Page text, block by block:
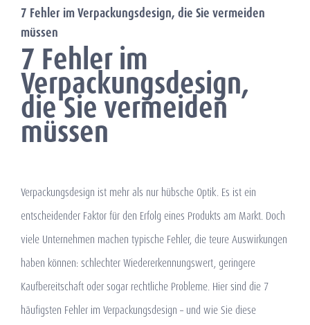
7 Fehler im Verpackungsdesign, die Sie vermeiden
müssen
7 Fehler im
Verpackungsdesign,
die Sie vermeiden
müssen
Verpackungsdesign ist mehr als nur hübsche Optik. Es ist ein
entscheidender Faktor für den Erfolg eines Produkts am Markt. Doch
viele Unternehmen machen typische Fehler, die teure Auswirkungen
haben können: schlechter Wiedererkennungswert, geringere
Kaufbereitschaft oder sogar rechtliche Probleme. Hier sind die 7
häufigsten Fehler im Verpackungsdesign – und wie Sie diese